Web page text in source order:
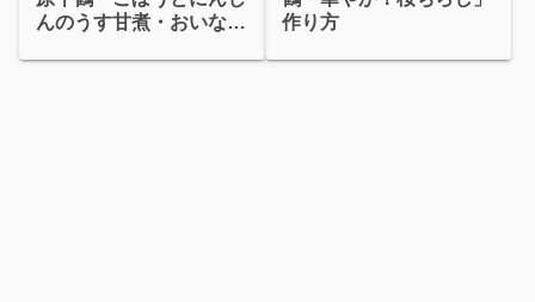
んのうす甘煮・おいなり
作り方